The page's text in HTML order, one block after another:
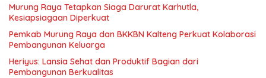
Murung Raya Tetapkan Siaga Darurat Karhutla,
Kesiapsiagaan Diperkuat
Pemkab Murung Raya dan BKKBN Kalteng Perkuat Kolaborasi
Pembangunan Keluarga
Heriyus: Lansia Sehat dan Produktif Bagian dari
Pembangunan Berkualitas